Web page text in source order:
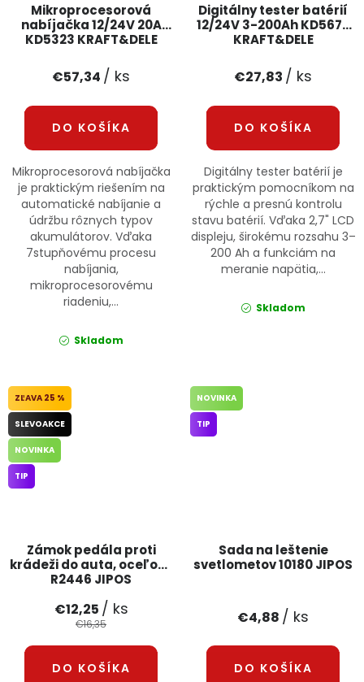
Mikroprocesorová
nabíjačka 12/24V 20A
KD5323 KRAFT&DELE
€57,34 / ks
DO KOŠÍKA
Mikroprocesorová nabíjačka
je praktickým riešením na
automatické nabíjanie a
údržbu rôznych typov
akumulátorov. Vďaka
7stupňovému procesu
nabíjania,
mikroprocesorovému
riadeniu,...
Skladom
Digitálny tester batérií
12/24V 3-200Ah KD5673
KRAFT&DELE
€27,83 / ks
DO KOŠÍKA
Digitálny tester batérií je
praktickým pomocníkom na
rýchle a presnú kontrolu
stavu batérií. Vďaka 2,7" LCD
displeju, širokému rozsahu 3–
200 Ah a funkciám na
meranie napätia,...
Skladom
Zámok pedála proti
krádeži do auta, oceľový
R2446 JIPOS
25 %
SLEVOAKCE
NOVINKA
TIP
€12,25 / ks
€16,35
DO KOŠÍKA
Sada na leštenie
svetlometov 10180 JIPOS
NOVINKA
TIP
€4,88 / ks
DO KOŠÍKA